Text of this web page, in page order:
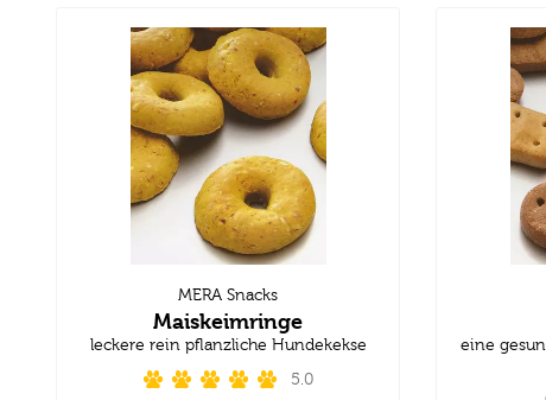
MERA Snacks
Maiskeimringe
leckere rein pflanzliche Hundekekse
5.0
eine